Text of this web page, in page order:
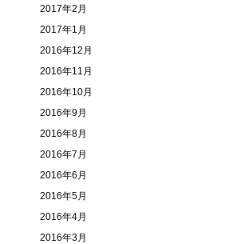
2017年2月
2017年1月
2016年12月
2016年11月
2016年10月
2016年9月
2016年8月
2016年7月
2016年6月
2016年5月
2016年4月
2016年3月